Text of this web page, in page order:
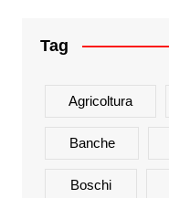
Tag
Agricoltura
Banche
Boschi